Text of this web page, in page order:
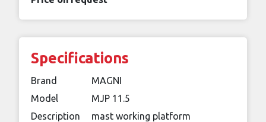
Specifications
Brand
MAGNI
Model
MJP 11.5
Description
mast working platform